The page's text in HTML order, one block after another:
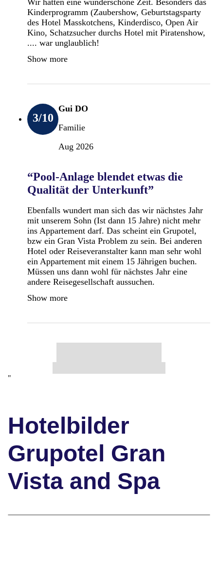
Kinderprogramm (Zaubershow, Geburtstagsparty
des Hotel Masskotchens, Kinderdisco, Open Air
Kino, Schatzsucher durchs Hotel mit Piratenshow,
.... war unglaublich!
Show more
3/10
Gui DO
Familie
Aug 2026
“Pool-Anlage blendet etwas die
Qualität der Unterkunft”
Ebenfalls wundert man sich das wir nächstes Jahr
mit unserem Sohn (Ist dann 15 Jahre) nicht mehr
ins Appartement darf. Das scheint ein Grupotel,
bzw ein Gran Vista Problem zu sein. Bei anderen
Hotel oder Reiseveranstalter kann man sehr wohl
ein Appartement mit einem 15 Jährigen buchen.
Müssen uns dann wohl für nächstes Jahr eine
andere Reisegesellschaft aussuchen.
Show more
"
Hotelbilder
Grupotel Gran
Vista and Spa